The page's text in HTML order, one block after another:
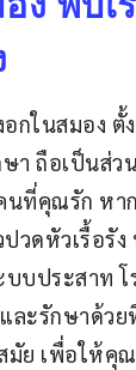
อกในสมอง ตั้
า ถือเป็นส่ว
นที่คุณรัก ห
วดหัวเรื้อรัง
บประสาท โ
ละรักษาด้ว
มัย เพื่อให้คุ